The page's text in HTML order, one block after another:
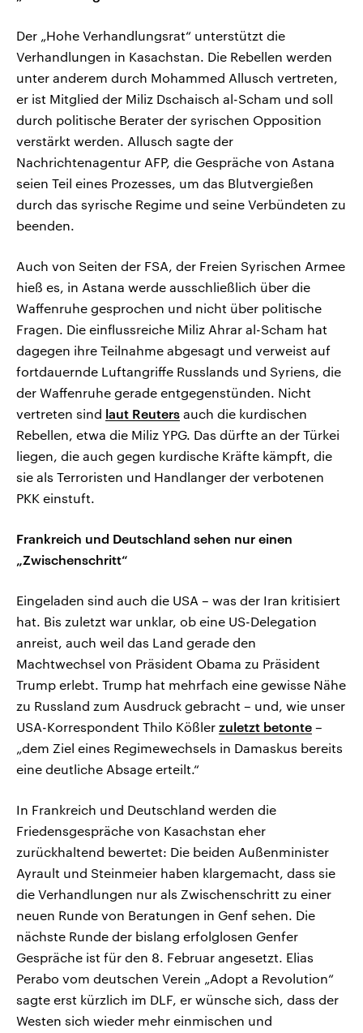
Der „Hohe Verhandlungsrat“ unterstützt die
Verhandlungen in Kasachstan. Die Rebellen werden
unter anderem durch Mohammed Allusch vertreten,
er ist Mitglied der Miliz Dschaisch al-Scham und soll
durch politische Berater der syrischen Opposition
verstärkt werden. Allusch sagte der
Nachrichtenagentur AFP, die Gespräche von Astana
seien Teil eines Prozesses, um das Blutvergießen
durch das syrische Regime und seine Verbündeten zu
beenden.
Auch von Seiten der FSA, der Freien Syrischen Armee
hieß es, in Astana werde ausschließlich über die
Waffenruhe gesprochen und nicht über politische
Fragen. Die einflussreiche Miliz Ahrar al-Scham hat
dagegen ihre Teilnahme abgesagt und verweist auf
fortdauernde Luftangriffe Russlands und Syriens, die
der Waffenruhe gerade entgegenstünden. Nicht
vertreten sind laut Reuters auch die kurdischen
Rebellen, etwa die Miliz YPG. Das dürfte an der Türkei
liegen, die auch gegen kurdische Kräfte kämpft, die
sie als Terroristen und Handlanger der verbotenen
PKK einstuft.
Frankreich und Deutschland sehen nur einen
„Zwischenschritt“
Eingeladen sind auch die USA – was der Iran kritisiert
hat. Bis zuletzt war unklar, ob eine US-Delegation
anreist, auch weil das Land gerade den
Machtwechsel von Präsident Obama zu Präsident
Trump erlebt. Trump hat mehrfach eine gewisse Nähe
zu Russland zum Ausdruck gebracht – und, wie unser
USA-Korrespondent Thilo Kößler zuletzt betonte –
„dem Ziel eines Regimewechsels in Damaskus bereits
eine deutliche Absage erteilt.“
In Frankreich und Deutschland werden die
Friedensgespräche von Kasachstan eher
zurückhaltend bewertet: Die beiden Außenminister
Ayrault und Steinmeier haben klargemacht, dass sie
die Verhandlungen nur als Zwischenschritt zu einer
neuen Runde von Beratungen in Genf sehen. Die
nächste Runde der bislang erfolglosen Genfer
Gespräche ist für den 8. Februar angesetzt. Elias
Perabo vom deutschen Verein „Adopt a Revolution“
sagte erst kürzlich im DLF, er wünsche sich, dass der
Westen sich wieder mehr einmischen und